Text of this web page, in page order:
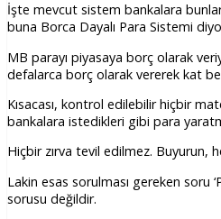
İşte mevcut sistem bankalara
buna Borca Dayalı Para Sistemi
MB parayı piyasaya borç olarak
defalarca borç olarak vererek kat
Kısacası, kontrol edilebilir hiçbir
bankalara istedikleri gibi para
Hiçbir zırva tevil edilmez. Buyurun,
Lakin esas sorulması gereken soru
sorusu değildir.